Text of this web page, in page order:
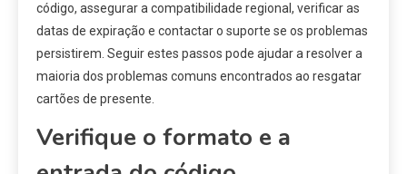
código, assegurar a compatibilidade regional, verificar as
datas de expiração e contactar o suporte se os problemas
persistirem. Seguir estes passos pode ajudar a resolver a
maioria dos problemas comuns encontrados ao resgatar
cartões de presente.
Verifique o formato e a